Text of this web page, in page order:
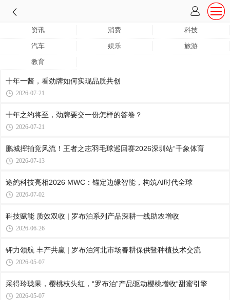
资讯 消费 科技
汽车 娱乐 旅游
教育
十年一酱，看劲牌如何实现品质共创
2026-07-21
十年之约将至，劲牌要交一份怎样的答卷？
2026-07-21
鹏城挥拍竞风流！王者之志羽毛球巡回赛2026深圳站“千象体育
2026-07-13
途鸽科技亮相2026 MWC：锚定边缘智能，构筑AI时代全球
2026-07-02
科技赋能 质效双收 | 罗布泊系列产品深耕一线助农增收
2026-06-26
钾力领航 丰产共赢 | 罗布泊河北市场春耕保供暨种植技术交流
2026-05-07
采得玲珑果，樱桃枝头红，“罗布泊”产品驱动樱桃增收“甜蜜引擎
2026-05-07